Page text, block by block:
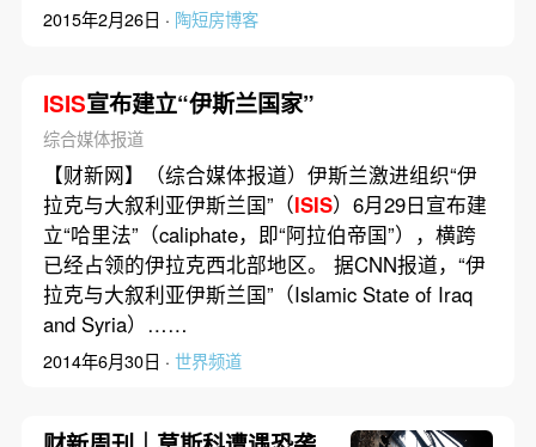
2015年2月26日 · 陶短房博客
ISIS宣布建立“伊斯兰国家”
综合媒体报道
【财新网】（综合媒体报道）伊斯兰激进组织“伊
拉克与大叙利亚伊斯兰国”（ISIS）6月29日宣布建
立“哈里法”（caliphate，即“阿拉伯帝国”），横跨
已经占领的伊拉克西北部地区。 据CNN报道，“伊
拉克与大叙利亚伊斯兰国”（Islamic State of Iraq
and Syria）……
2014年6月30日 · 世界频道